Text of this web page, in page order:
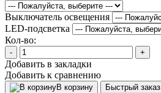
Выключатель освещения
LED-подсветка
Кол-во:
- +
Добавить в закладки
Добавить к сравнению
В корзину Быстрый заказ